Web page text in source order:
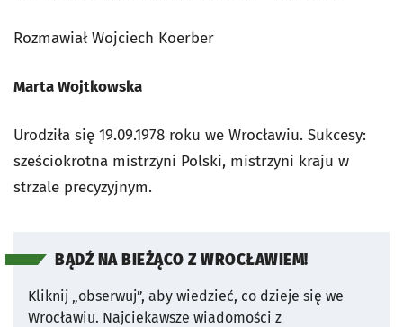
Rozmawiał Wojciech Koerber
Marta Wojtkowska
Urodziła się 19.09.1978 roku we Wrocławiu. Sukcesy:
sześciokrotna mistrzyni Polski, mistrzyni kraju w
strzale precyzyjnym.
BĄDŹ NA BIEŻĄCO Z WROCŁAWIEM!
Kliknij „obserwuj”, aby wiedzieć, co dzieje się we
Wrocławiu. Najciekawsze wiadomości z